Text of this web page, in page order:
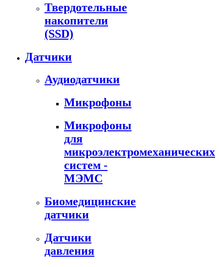
Твердотельные
накопители
(SSD)
Датчики
Аудиодатчики
Микрофоны
Микрофоны
для
микроэлектромеханических
систем -
МЭМС
Биомедицинские
датчики
Датчики
давления